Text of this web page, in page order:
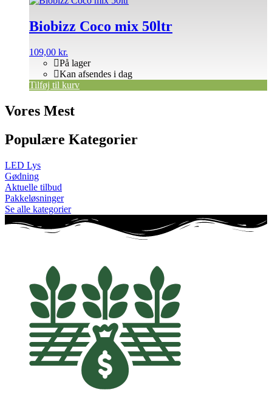
Biobizz Coco mix 50ltr
109,00 kr.
På lager
Kan afsendes i dag
Tilføj til kurv
Vores Mest
Populære Kategorier
LED Lys
Gødning
Aktuelle tilbud
Pakkeløsninger
Se alle kategorier